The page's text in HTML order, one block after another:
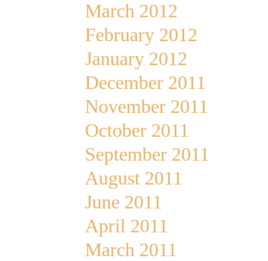
March 2012
February 2012
January 2012
December 2011
November 2011
October 2011
September 2011
August 2011
June 2011
April 2011
March 2011